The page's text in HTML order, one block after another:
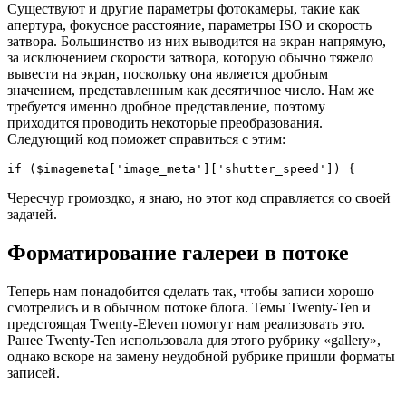
Существуют и другие параметры фотокамеры, такие как
апертура, фокусное расстояние, параметры ISO и скорость
затвора. Большинство из них выводится на экран напрямую,
за исключением скорости затвора, которую обычно тяжело
вывести на экран, поскольку она является дробным
значением, представленным как десятичное число. Нам же
требуется именно дробное представление, поэтому
приходится проводить некоторые преобразования.
Следующий код поможет справиться с этим:
Чересчур громоздко, я знаю, но этот код справляется со своей
задачей.
Форматирование галереи в потоке
Теперь нам понадобится сделать так, чтобы записи хорошо
смотрелись и в обычном потоке блога. Темы Twenty-Ten и
предстоящая Twenty-Eleven помогут нам реализовать это.
Ранее Twenty-Ten использовала для этого рубрику «gallery»,
однако вскоре на замену неудобной рубрике пришли форматы
записей.